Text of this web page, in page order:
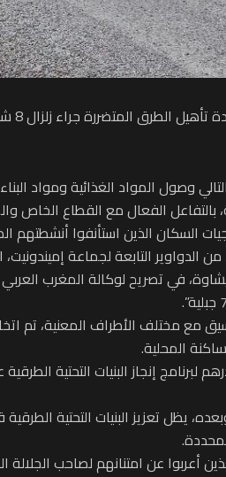
وصول المواد الغذائية ومواد
بالتفاعل الفعال مع القطاع الخاص
حاجيات السكان الذين استأنفوا
لجماعة إميندونيت، التي تقع
في تصريح لوكالة المغرب العربي
مع مختلف الأطراف المعنية، تم
المحلية.
حتى قبل وقوع الزلزال، تم رصد استثمارات بأزيد من 100 مليون
يظل تعزيز البنيات التحتية
عن امتنانهم لصاحب